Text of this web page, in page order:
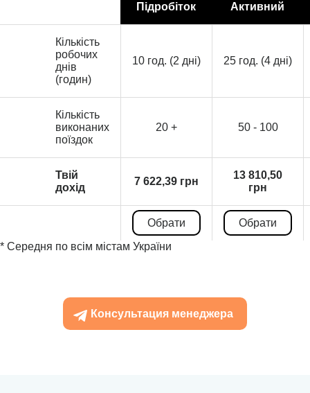
Підробіток Активний
Кількість
робочих
днів
(годин)
10 год. (2 дні) 25 год. (4 дні)
Кількість
виконаних
поїздок
20 + 50 - 100
Твій
дохід
7 622,39 грн
13 810,50
грн
Обрати
Обрати
* Середня по всім містам України
Консультация менеджера